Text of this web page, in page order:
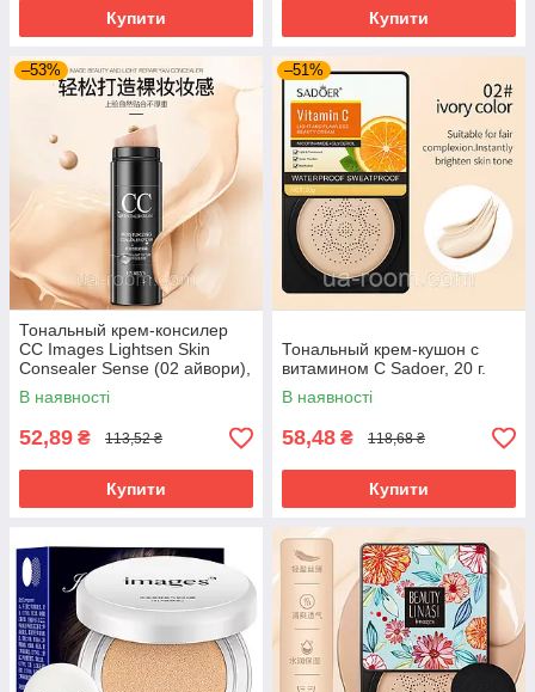
Купити Купити
–53%
Тональный крем-консилер
СС Images Lightsen Skin
Consealer Sense (02 айвори),
30 мл.
В наявності
52,89 ₴ 113,52 ₴
Купити
–51%
Тональный крем-кушон с
витамином С Sadoer, 20 г.
В наявності
58,48 ₴ 118,68 ₴
Купити